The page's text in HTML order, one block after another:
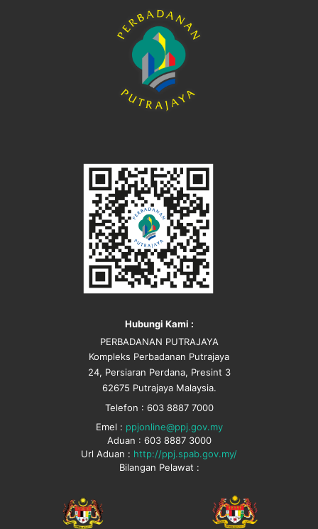
Hubungi Kami :
PERBADANAN PUTRAJAYA
Kompleks Perbadanan Putrajaya
24, Persiaran Perdana, Presint 3
62675 Putrajaya Malaysia.
Telefon : 603 8887 7000
Emel : ppjonline@ppj.gov.my
Aduan : 603 8887 3000
Url Aduan : http://ppj.spab.gov.my/
Bilangan Pelawat :